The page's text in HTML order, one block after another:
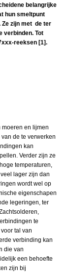
belangrijke
hun smeltpunt
Ze zijn met de ter
verbinden. Tot
reeksen [1].
en lijmen
de te verwerken
kan
Verder zijn ze
temperaturen,
lager zijn dan
wordt wel op
eigenschapen
legeringen, ter
te
tal van
verbinding kan
die van
een behoefte
zijn bij